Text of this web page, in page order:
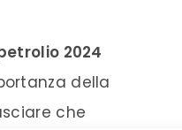
2024
della
che